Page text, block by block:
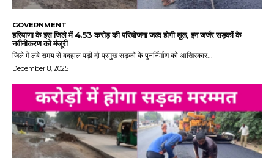
GOVERNMENT
हरियाणा के इस जिले में 4.53 करोड़ की परियोजना जल्द होगी शुरू, इन जर्जर सड़कों के
नवीनीकरण को मंजूरी
जिले में लंबे समय से बदहाल पड़ी दो प्रमुख सड़कों के पुनर्निर्माण को आखिरकार...
December 8, 2025